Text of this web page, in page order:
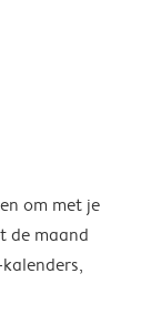
om met je
de maand